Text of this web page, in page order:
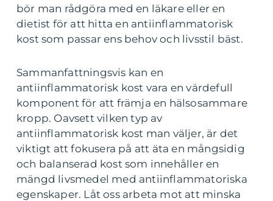
bör man rådgöra med en läkare eller en
dietist för att hitta en antiinflammatorisk
kost som passar ens behov och livsstil bäst.
Sammanfattningsvis kan en
antiinflammatorisk kost vara en värdefull
komponent för att främja en hälsosammare
kropp. Oavsett vilken typ av
antiinflammatorisk kost man väljer, är det
viktigt att fokusera på att äta en mångsidig
och balanserad kost som innehåller en
mängd livsmedel med antiinflammatoriska
egenskaper. Låt oss arbeta mot att minska